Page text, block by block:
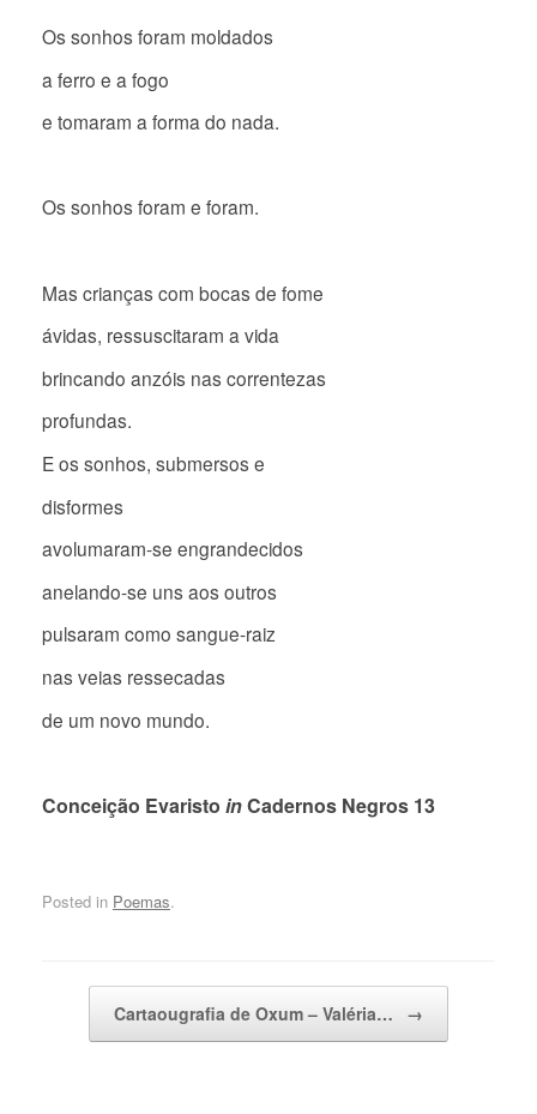
Os sonhos foram moldados
a ferro e a fogo
e tomaram a forma do nada.
Os sonhos foram e foram.
Mas crianças com bocas de fome
ávidas, ressuscitaram a vida
brincando anzóis nas correntezas
profundas.
E os sonhos, submersos e
disformes
avolumaram-se engrandecidos
anelando-se uns aos outros
pulsaram como sangue-raiz
nas veias ressecadas
de um novo mundo.
Conceição Evaristo inCadernos Negros 13
Posted in Poemas.
Cartaougrafia de Oxum – Valéria… →